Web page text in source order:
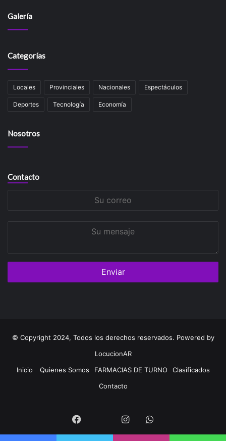
Galería
Categorías
Locales Provinciales Nacionales Espectáculos
Deportes Tecnología Economía
Nosotros
Contacto
© Copyright 2024, Todos los derechos reservados. Powered by
LocucionAR
Inicio
Quienes Somos FARMACIAS DE TURNO
Clasificados
Contacto
Facebook InstagramWhatsapp